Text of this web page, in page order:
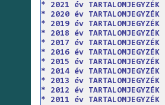
* 2021 év TARTALOMJEGYZÉK
* 2020 év TARTALOMJEGYZÉK
* 2019 év TARTALOMJEGYZÉK
* 2018 év TARTALOMJEGYZÉK
* 2017 év TARTALOMJEGYZÉK
* 2016 év TARTALOMJEGYZÉK
* 2015 év TARTALOMJEGYZÉK
* 2014 év TARTALOMJEGYZÉK
* 2013 év TARTALOMJEGYZÉK
* 2012 év TARTALOMJEGYZÉK
* 2011 év TARTALOMJEGYZÉK